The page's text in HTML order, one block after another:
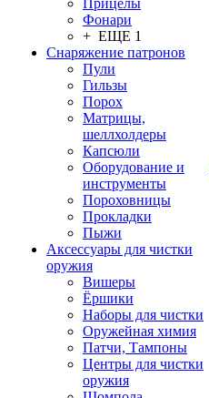
Прицелы
Фонари
+ ЕЩЕ 1
Снаряжение патронов
Пули
Гильзы
Порох
Матрицы,
шеллхолдеры
Капсюли
Оборудование и
инструменты
Пороховницы
Прокладки
Пыжи
Аксессуары для чистки
оружия
Вишеры
Ёршики
Наборы для чистки
Оружейная химия
Патчи, Тампоны
Центры для чистки
оружия